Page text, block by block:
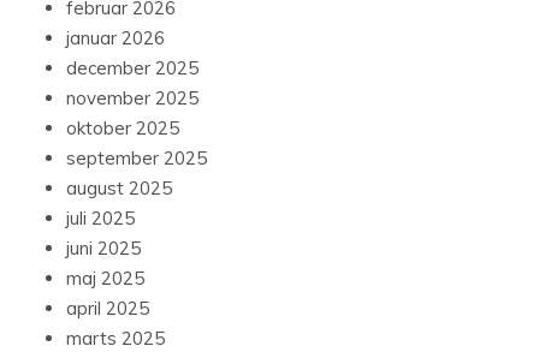
februar 2026
januar 2026
december 2025
november 2025
oktober 2025
september 2025
august 2025
juli 2025
juni 2025
maj 2025
april 2025
marts 2025